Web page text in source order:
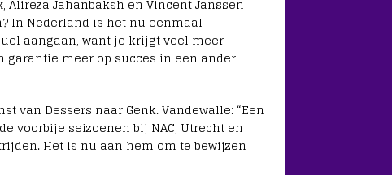
Alireza Jahanbaksh en Vincent Janssen
In Nederland is het nu eenmaal
aangaan, want je krijgt veel meer
garantie meer op succes in een ander
van Dessers naar Genk. Vandewalle: “Een
voorbije seizoenen bij NAC, Utrecht en
Het is nu aan hem om te bewijzen